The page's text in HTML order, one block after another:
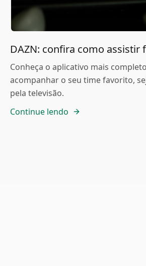
DAZN: confira como assistir
Conheça o aplicativo mais
acompanhar o seu time favorito,
pela televisão.
Continue lendo